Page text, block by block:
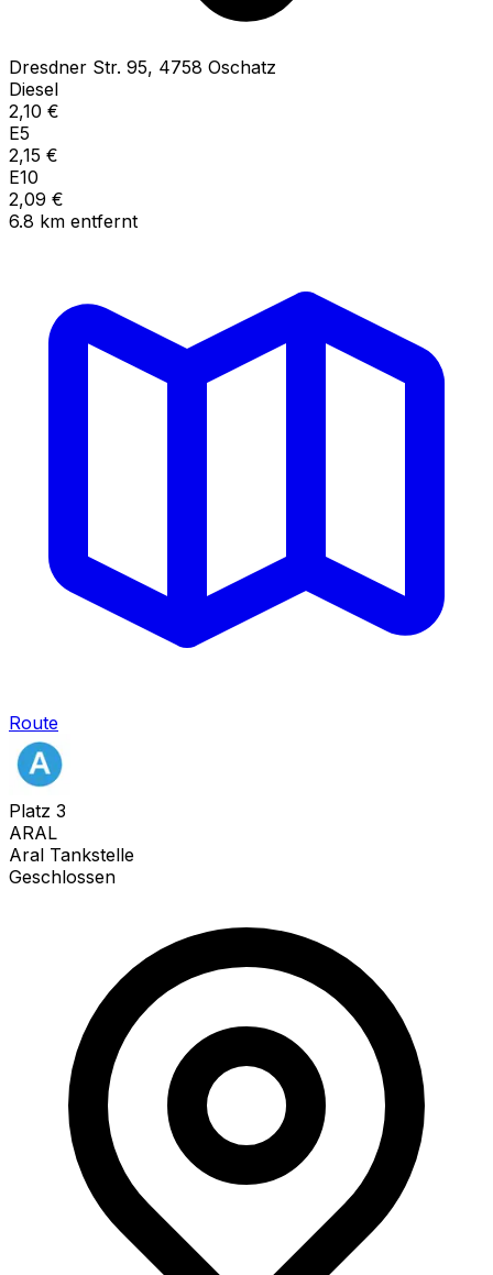
Dresdner Str. 95, 4758 Oschatz
Diesel
2,10 €
E5
2,15 €
E10
2,09 €
6.8 km entfernt
Route
Platz 3
ARAL
Aral Tankstelle
Geschlossen